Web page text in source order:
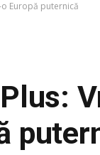
Europă puternică